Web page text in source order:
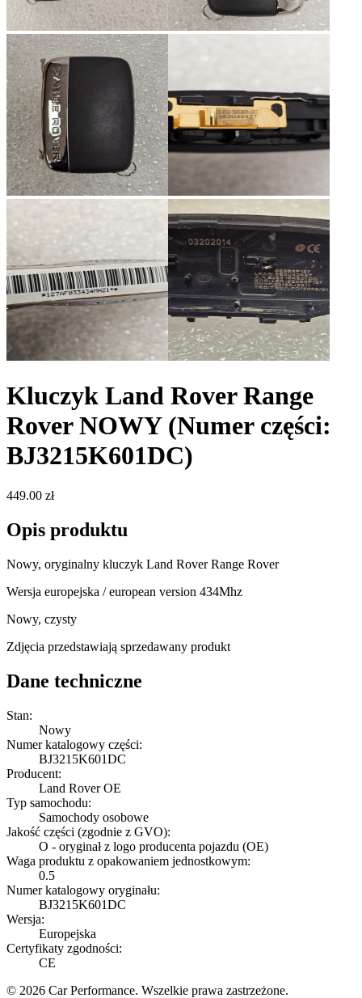
Kluczyk Land Rover Range
Rover NOWY (Numer części:
BJ3215K601DC)
449.00 zł
Opis produktu
Nowy, oryginalny kluczyk Land Rover Range Rover
Wersja europejska / european version 434Mhz
Nowy, czysty
Zdjęcia przedstawiają sprzedawany produkt
Dane techniczne
Stan:
Nowy
Numer katalogowy części:
BJ3215K601DC
Producent:
Land Rover OE
Typ samochodu:
Samochody osobowe
Jakość części (zgodnie z GVO):
O - oryginał z logo producenta pojazdu (OE)
Waga produktu z opakowaniem jednostkowym:
0.5
Numer katalogowy oryginału:
BJ3215K601DC
Wersja:
Europejska
Certyfikaty zgodności:
CE
© 2026 Car Performance. Wszelkie prawa zastrzeżone.